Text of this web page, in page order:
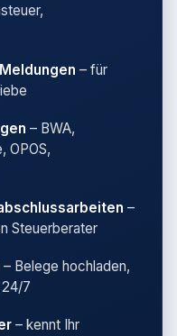
– für
– BWA,
OPOS,
–
Steuerberater
– Belege hochladen,
7
– kennt Ihr